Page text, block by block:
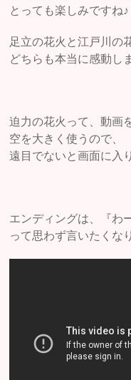
とっても楽しみですね♪
足立の花火と江戸川の
どちらも本当に感動し
迫力の花火って、動画
空を大きく使うので、
遠目でないと画面に入
エンディングは、『わ
って思わず言いたくな